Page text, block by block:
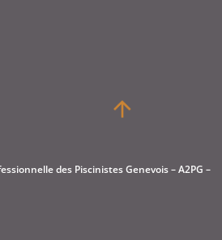
des Piscinistes Genevois – A2PG –